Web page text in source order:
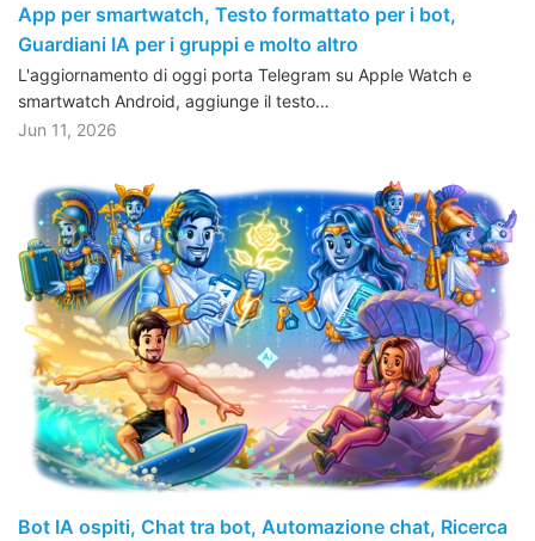
App per smartwatch, Testo formattato per i bot,
Guardiani IA per i gruppi e molto altro
L'aggiornamento di oggi porta Telegram su Apple Watch e
smartwatch Android, aggiunge il testo…
Jun 11, 2026
Bot IA ospiti, Chat tra bot, Automazione chat, Ricerca